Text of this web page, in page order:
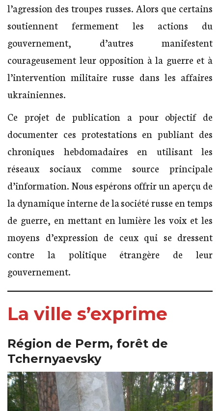
l’agression des troupes russes. Alors que certains
soutiennent fermement les actions du
gouvernement, d’autres manifestent
courageusement leur opposition à la guerre et à
l’intervention militaire russe dans les affaires
ukrainiennes.
Ce projet de publication a pour objectif de
documenter ces protestations en publiant des
chroniques hebdomadaires en utilisant les
réseaux sociaux comme source principale
d’information. Nous espérons offrir un aperçu de
la dynamique interne de la société russe en temps
de guerre, en mettant en lumière les voix et les
moyens d’expression de ceux qui se dressent
contre la politique étrangère de leur
gouvernement.
La ville s’exprime
Région de Perm, forêt de
Tchernyaevsky